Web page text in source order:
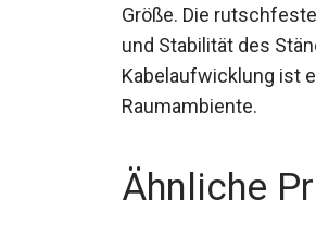
Größe. Die
und Stabilität des
Kabelaufwicklung ist
Raumambiente.
Ähnliche